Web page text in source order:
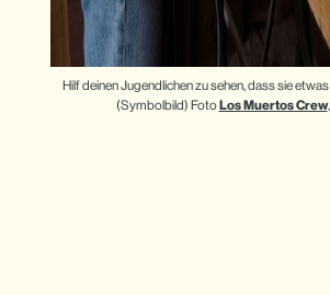
Hilf deinen Jugendlichen zu sehen, dass sie
(Symbolbild) Foto Los Muertos Crew,